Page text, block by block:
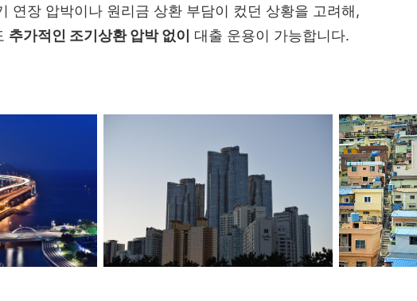
연장 압박이나 원리금 상환 부담이 컸던 상황을 고려해,
추가적인 조기상환 압박 없이 대출 운용이 가능합니다.